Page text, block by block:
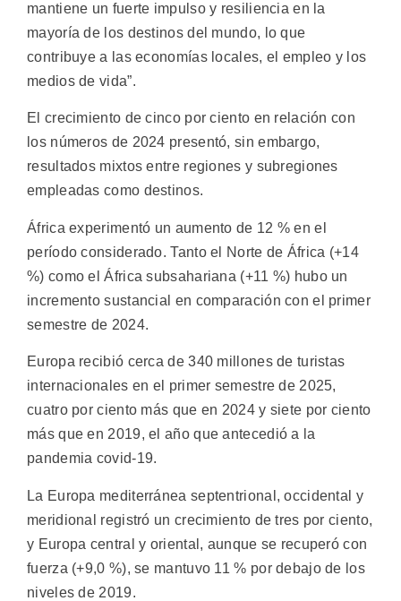
mantiene un fuerte impulso y resiliencia en la
mayoría de los destinos del mundo, lo que
contribuye a las economías locales, el empleo y los
medios de vida”.
El crecimiento de cinco por ciento en relación con
los números de 2024 presentó, sin embargo,
resultados mixtos entre regiones y subregiones
empleadas como destinos.
África experimentó un aumento de 12 % en el
período considerado. Tanto el Norte de África (+14
%) como el África subsahariana (+11 %) hubo un
incremento sustancial en comparación con el primer
semestre de 2024.
Europa recibió cerca de 340 millones de turistas
internacionales en el primer semestre de 2025,
cuatro por ciento más que en 2024 y siete por ciento
más que en 2019, el año que antecedió a la
pandemia covid-19.
La Europa mediterránea septentrional, occidental y
meridional registró un crecimiento de tres por ciento,
y Europa central y oriental, aunque se recuperó con
fuerza (+9,0 %), se mantuvo 11 % por debajo de los
niveles de 2019.